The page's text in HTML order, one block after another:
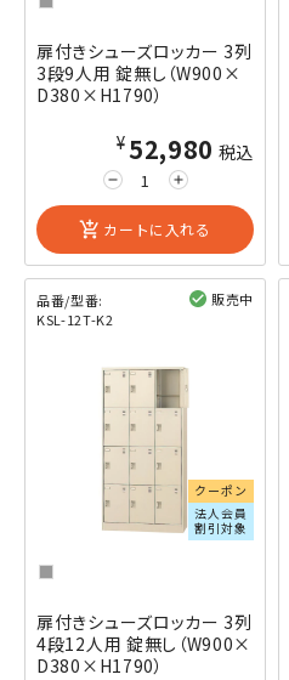
扉付きシューズロッカー 3列
3段9人用 錠無し（W900×
D380×H1790）
remove add
¥52,980 税込
add_shopping_cart カートに入れる
品番/型番:
KSL-12T-K2
販売中
クーポン
法人会員
割引対象
扉付きシューズロッカー 3列
4段12人用 錠無し（W900×
D380×H1790）